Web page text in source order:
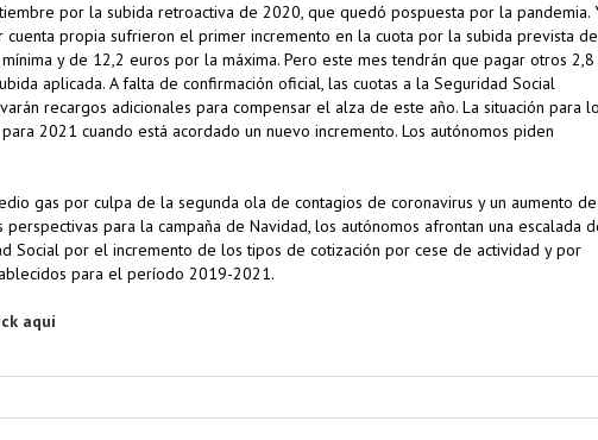
por la subida retroactiva de 2020, que quedó pospuesta por la pandemia.
propia sufrieron el primer incremento en la cuota por la subida prevista de
y de 12,2 euros por la máxima. Pero este mes tendrán que pagar otros 2,8
aplicada. A falta de confirmación oficial, las cuotas a la Seguridad Social
recargos adicionales para compensar el alza de este año. La situación para
2021 cuando está acordado un nuevo incremento. Los autónomos piden
gas por culpa de la segunda ola de contagios de coronavirus y un aumento de
perspectivas para la campaña de Navidad, los autónomos afrontan una escalada
Social por el incremento de los tipos de cotización por cese de actividad y por
para el período 2019-2021.
aquí